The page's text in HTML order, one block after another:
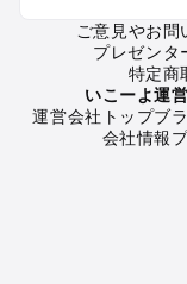
大井川・寸又峡・川
静岡の定番お出
静岡の遊園地
静岡の動物園
ご意見やお問
プレゼンタ
特定商
いこーよ運
運営会社トップブ
会社情報